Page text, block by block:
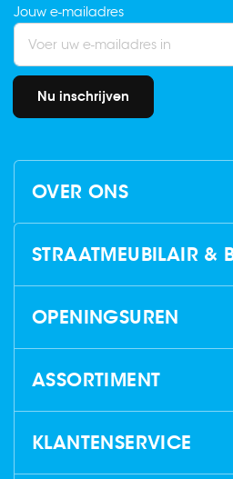
Jouw e-mailadres
Nu inschrijven
OVER ONS
STRAATMEUBILAIR &
OPENINGSUREN
ASSORTIMENT
KLANTENSERVICE